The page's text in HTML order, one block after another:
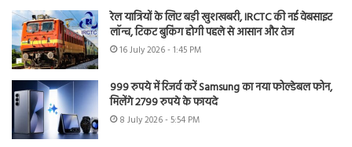
रेल यात्रियों के लिए बड़ी खुशखबरी, IRCTC की नई वेबसाइट
लॉन्च, टिकट बुकिंग होगी पहले से आसान और तेज
16 July 2026 - 1:45 PM
999 रुपये में रिजर्व करें Samsung का नया फोल्डेबल फोन,
मिलेंगे 2799 रुपये के फायदे
8 July 2026 - 5:54 PM